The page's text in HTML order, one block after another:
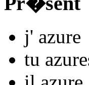
j' azure
tu azur